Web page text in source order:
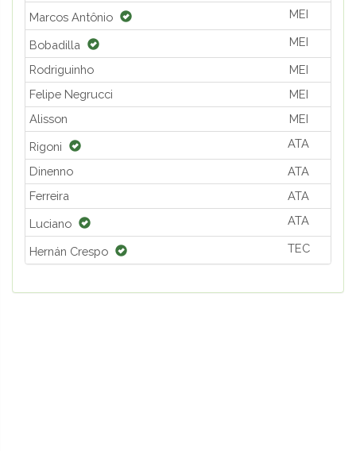
Marcos Antônio MEI
Bobadilla MEI
Rodriguinho
MEI
Felipe Negrucci
MEI
Alisson
MEI
Rigoni ATA
Dinenno
ATA
Ferreira
ATA
Luciano ATA
Hernán Crespo TEC